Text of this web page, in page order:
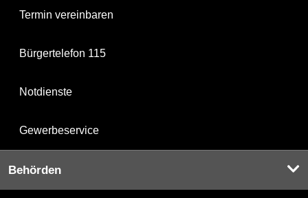
Termin vereinbaren
Bürgertelefon 115
Notdienste
Gewerbeservice
Behörden